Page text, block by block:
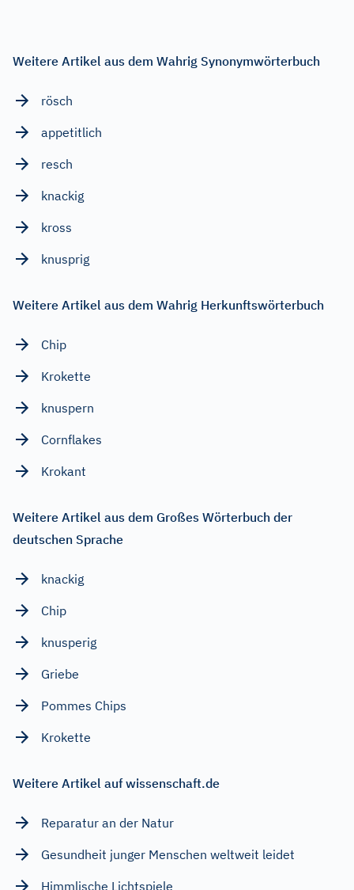
Weitere Artikel aus dem Wahrig Synonymwörterbuch
rösch
appetitlich
resch
knackig
kross
knusprig
Weitere Artikel aus dem Wahrig Herkunftswörterbuch
Chip
Krokette
knuspern
Cornflakes
Krokant
Weitere Artikel aus dem Großes Wörterbuch der
deutschen Sprache
knackig
Chip
knusperig
Griebe
Pommes Chips
Krokette
Weitere Artikel auf wissenschaft.de
Reparatur an der Natur
Gesundheit junger Menschen weltweit leidet
Himmlische Lichtspiele